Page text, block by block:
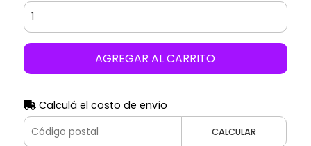
AGREGAR AL CARRITO
Calculá el costo de envío
CALCULAR